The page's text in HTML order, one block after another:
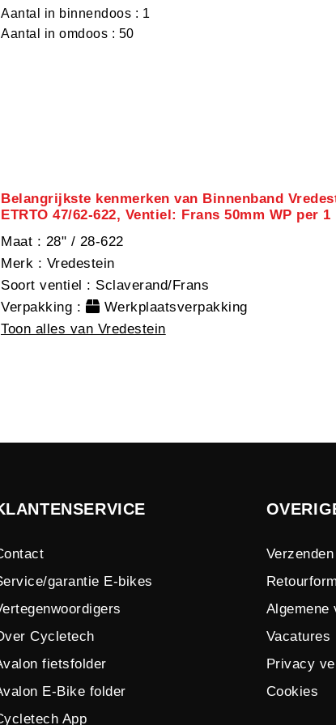
Aantal in binnendoos : 1
Aantal in omdoos : 50
Belangrijkste kenmerken van Binnenband
ETRTO 47/62-622, Ventiel: Frans 50mm WP per 1
Maat : 28" / 28-622
Merk : Vredestein
Soort ventiel : Sclaverand/Frans
Verpakking :
Werkplaatsverpakking
Toon alles van Vredestein
garantie E-bikes
Cycletech
fietsfolder
E-Bike folder
App
Algemene
Vacatures
Privacy
Cookies